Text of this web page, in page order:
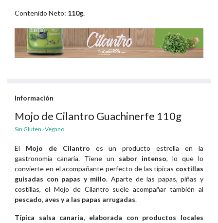
Contenido Neto: 110g.
Información
Mojo de Cilantro Guachinerfe 110g
Sin Gluten · Vegano
El Mojo de Cilantro es un producto estrella en la
gastronomía canaria. Tiene un sabor intenso, lo que lo
convierte en el acompañante perfecto de las típicas costillas
guisadas con papas y millo. Aparte de las papas, piñas y
costillas, el Mojo de Cilantro suele acompañar también al
pescado, aves y a las papas arrugadas.
Típica salsa canaria, elaborada con productos locales